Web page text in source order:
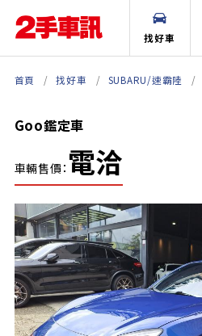
找好車
首頁 找好車 SUBARU/速霸陸
Goo鑑定車
車輛售價： 電洽